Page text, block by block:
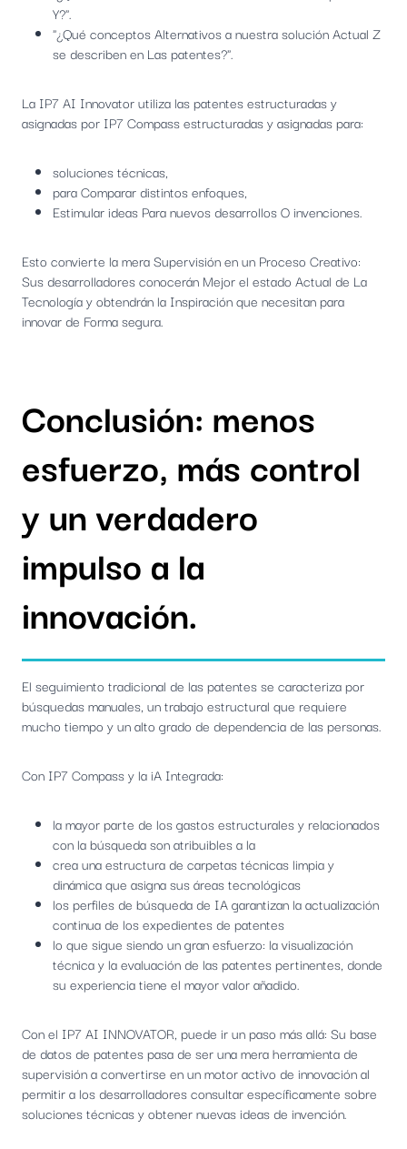
Y?".
"¿Qué conceptos Alternativos a nuestra solución Actual Z
se describen en Las patentes?".
La IP7 AI Innovator utiliza las patentes estructuradas y
asignadas por IP7 Compass estructuradas y asignadas para:
soluciones técnicas,
para Comparar distintos enfoques,
Estimular ideas Para nuevos desarrollos O invenciones.
Esto convierte la mera Supervisión en un Proceso Creativo:
Sus desarrolladores conocerán Mejor el estado Actual de La
Tecnología y obtendrán la Inspiración que necesitan para
innovar de Forma segura.
Conclusión: menos
esfuerzo, más control
y un verdadero
impulso a la
innovación.
El seguimiento tradicional de las patentes se caracteriza por
búsquedas manuales, un trabajo estructural que requiere
mucho tiempo y un alto grado de dependencia de las personas.
Con IP7 Compass y la iA Integrada:
la mayor parte de los gastos estructurales y relacionados
con la búsqueda son atribuibles a la
crea una estructura de carpetas técnicas limpia y
dinámica que asigna sus áreas tecnológicas
los perfiles de búsqueda de IA garantizan la actualización
continua de los expedientes de patentes
lo que sigue siendo un gran esfuerzo: la visualización
técnica y la evaluación de las patentes pertinentes, donde
su experiencia tiene el mayor valor añadido.
Con el IP7 AI INNOVATOR, puede ir un paso más allá: Su base
de datos de patentes pasa de ser una mera herramienta de
supervisión a convertirse en un motor activo de innovación al
permitir a los desarrolladores consultar específicamente sobre
soluciones técnicas y obtener nuevas ideas de invención.